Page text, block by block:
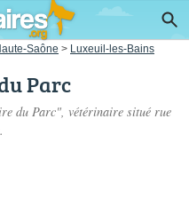
Saône > Luxeuil-les-Bains
Parc
du Parc", vétérinaire situé rue